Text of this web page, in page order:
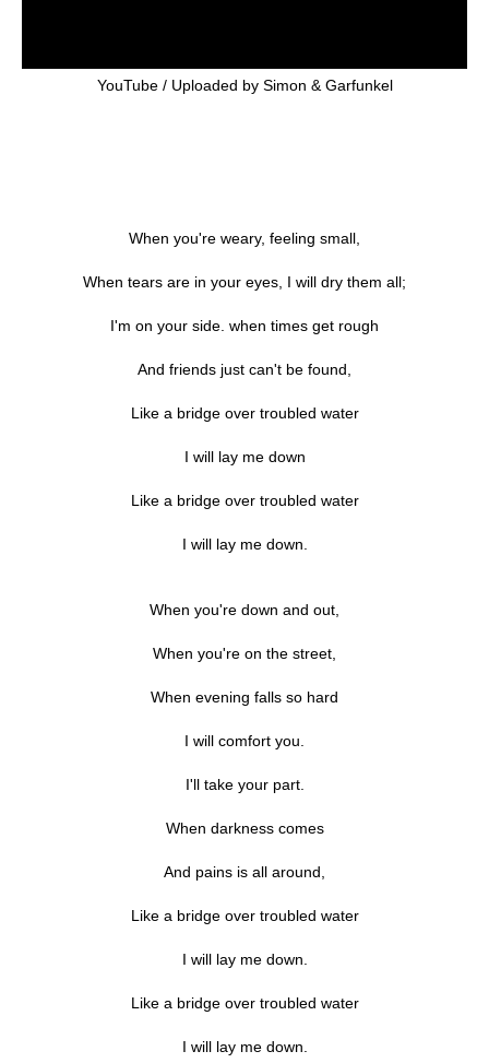
YouTube / Uploaded by Simon & Garfunkel
When you're weary, feeling small,
When tears are in your eyes, I will dry them all;
I'm on your side. when times get rough
And friends just can't be found,
Like a bridge over troubled water
I will lay me down
Like a bridge over troubled water
I will lay me down.
When you're down and out,
When you're on the street,
When evening falls so hard
I will comfort you.
I'll take your part.
When darkness comes
And pains is all around,
Like a bridge over troubled water
I will lay me down.
Like a bridge over troubled water
I will lay me down.